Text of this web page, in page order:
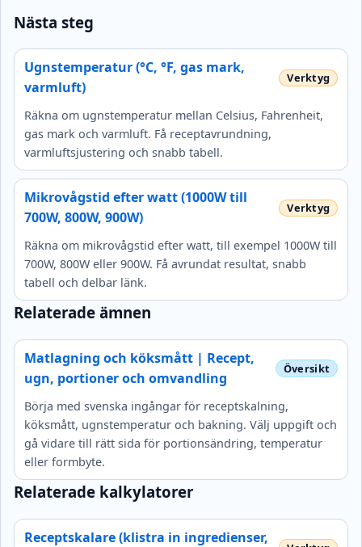
Nästa steg
Ugnstemperatur (°C, °F, gas mark,
varmluft)
Räkna om ugnstemperatur mellan Celsius, Fahrenheit,
gas mark och varmluft. Få receptavrundning,
varmluftsjustering och snabb tabell.
Mikrovågstid efter watt (1000W till
700W, 800W, 900W)
Räkna om mikrovågstid efter watt, till exempel 1000W till
700W, 800W eller 900W. Få avrundat resultat, snabb
tabell och delbar länk.
Relaterade ämnen
Matlagning och köksmått | Recept,
ugn, portioner och omvandling
Börja med svenska ingångar för receptskalning,
köksmått, ugnstemperatur och bakning. Välj uppgift och
gå vidare till rätt sida för portionsändring, temperatur
eller formbyte.
Relaterade kalkylatorer
Receptskalare (klistra in ingredienser,